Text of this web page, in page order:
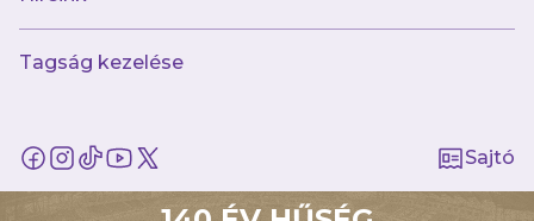
Tagság kezelése
Sajtó
2024.10.18